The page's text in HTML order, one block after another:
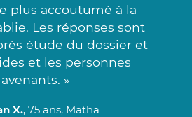
plus accoutumé à la
Les réponses sont
étude du dossier et
et les personnes
avenants. »
X., 75 ans, Matha